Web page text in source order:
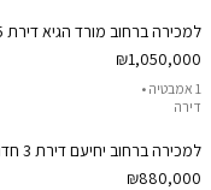
למכירה ברחוב מורד הגיא דירת 3.5 חדרים
₪1,050,000
1 אמבטיה •
דירה
למכירה ברחוב יחיעם דירת 3 חדרים
₪880,000